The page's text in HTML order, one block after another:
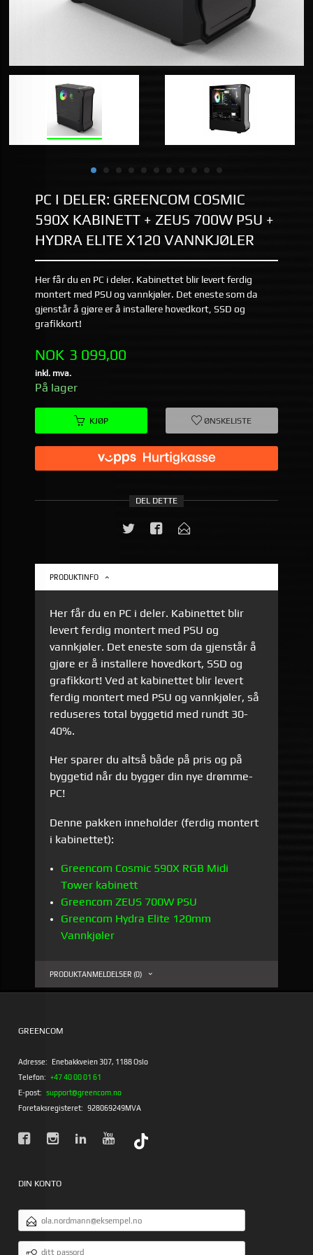
PC I DELER: GREENCOM COSMIC
590X KABINETT + ZEUS 700W PSU +
HYDRA ELITE X120 VANNKJØLER
Her får du en PC i deler. Kabinettet blir levert ferdig
montert med PSU og vannkjøler. Det eneste som da
gjenstår å gjøre er å installere hovedkort, SSD og
grafikkort!
Pris
NOK 3 099,00
inkl. mva.
På lager
KJØP ØNSKELISTE
DEL DETTE
PRODUKTINFO
Her får du en PC i deler. Kabinettet blir
levert ferdig montert med PSU og
vannkjøler. Det eneste som da gjenstår å
gjøre er å installere hovedkort, SSD og
grafikkort! Ved at kabinettet blir levert
ferdig montert med PSU og vannkjøler, så
reduseres total byggetid med rundt 30-
40%.
Her sparer du altså både på pris og på
byggetid når du bygger din nye drømme-
PC!
Denne pakken inneholder (ferdig montert
i kabinettet):
Greencom Cosmic 590X RGB Midi
Tower kabinett
Greencom ZEUS 700W PSU
Greencom Hydra Elite 120mm
Vannkjøler
PRODUKTANMELDELSER (0)
GREENCOM
Adresse: Enebakkveien 307, 1188 Oslo
Telefon: +47 40 00 01 61
E-post: support@greencom.no
Foretaksregisteret: 928069249MVA
DIN KONTO
E-
POSTADRESSE